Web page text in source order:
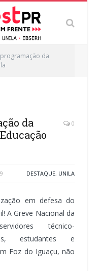
da
da
0
DESTAQUE, UNILA
em defesa do
A Greve Nacional da
técnico-
estudantes e
Foz do Iguaçu, não